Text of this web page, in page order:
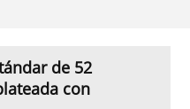
de 52
con